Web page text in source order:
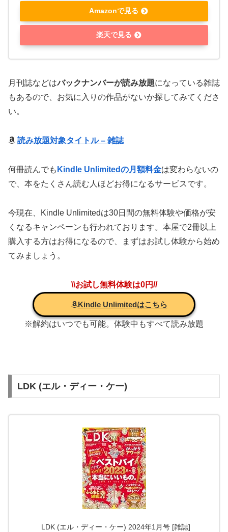
Amazonで見る
楽天で見る
月刊誌などはバックナンバーが読み放題になっている雑誌
もあるので、お気に入りの作品がないか探してみてくださ
い。
読み放題対象タイトル – 雑誌
何冊読んでも Kindle Unlimitedの月額料金は変わらないの
で、本をたくさん読む人ほどお得になるサービスです。
今現在、Kindle Unlimitedは30日間の無料体験や価格が安
くなるキャンペーン も行われております。本屋で2冊以上
購入する方はお得になるので、まずはお試し体験から始め
てみましょう。
\\お試し無料体験は0円//
Kindle Unlimitedはこちら
※解約はいつでも可能。体験中もすべて読み放題
LDK (エル・ディー・ケー)
LDK (エル・ディー・ケー) 2024年1月号 [雑誌]